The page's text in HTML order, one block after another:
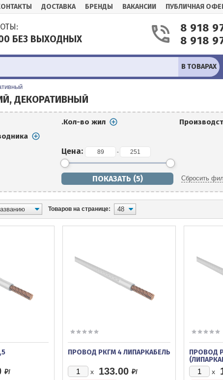
ДОСТАВКА БРЕНДЫ ВАКАНСИИ ПУБЛИЧНАЯ
БЕЗ ВЫХОДНЫХ
8 918
8 918
В ТОВАРАХ
ДЕКОРАТИВНЫЙ
.Кол-во жил
Цена: -
Сбросить
Товаров на странице:
₽/
ПРОВОД РКГМ 4 ЛИПАРКАБЕЛЬ
x 133.00 ₽/
ПРОВОД
x